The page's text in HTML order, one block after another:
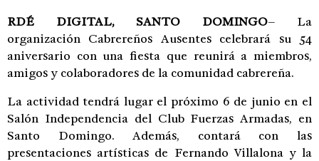
RDÉ DIGITAL, SANTO DOMINGO– La
organización Cabrereños Ausentes celebrará su 54
aniversario con una fiesta que reunirá a miembros,
amigos y colaboradores de la comunidad cabrereña.
La actividad tendrá lugar el próximo 6 de junio en el
Salón Independencia del Club Fuerzas Armadas, en
Santo Domingo. Además, contará con las
presentaciones artísticas de Fernando Villalona y la